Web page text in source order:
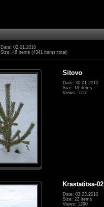
Date: 02.01.2010
Size: 48 items (4341 items total)
Sitovo
Date: 30.01.2010
Size: 19 items
Views: 1112
Krastatitsa-02
Date: 03.03.2010
Size: 22 items
Views: 1290